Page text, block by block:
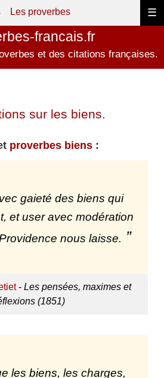
☰
Les proverbes
francais.fr
et des citations françaises.
sur les biens.
proverbes biens:
gaieté des biens qui
et user avec modération
nous laisse.
- Les pensées, maximes et
(1851)
les biens, les charges,